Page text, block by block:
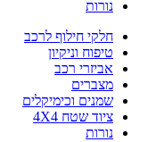
נורות
חלקי חילוף לרכב
טיפוח וניקיון
אביזרי רכב
מצברים
שמנים וכימיקלים
ציוד שטח 4X4
נורות